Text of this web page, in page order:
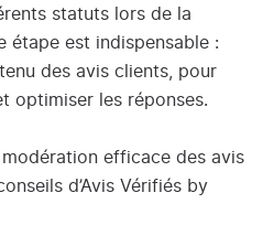
statuts lors de la
étape est indispensable :
des avis clients, pour
optimiser les réponses.
efficace des avis
d’Avis Vérifiés by